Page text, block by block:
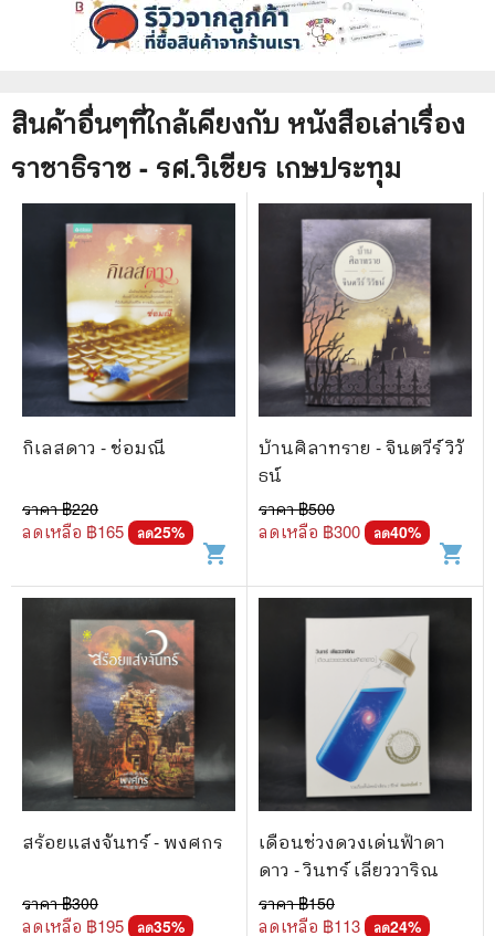
สินค้าอื่นๆที่ใกล้เคียงกับ หนังสือเล่าเรื่อง
ราชาธิราช - รศ.วิเชียร เกษประทุม
กิเลสดาว - ช่อมณี
ราคา ฿220
ลดเหลือ ฿165 ลด25%
shopping_cart
บ้านศิลาทราย - จินตวีร์ วิวั
ธน์
ราคา ฿500
ลดเหลือ ฿300 ลด40%
shopping_cart
สร้อยแสงจันทร์ - พงศกร
ราคา ฿300
ลดเหลือ ฿195 ลด35%
เดือนช่วงดวงเด่นฟ้าดา
ดาว - วินทร์ เลียววาริณ
ราคา ฿150
ลดเหลือ ฿113 ลด24%